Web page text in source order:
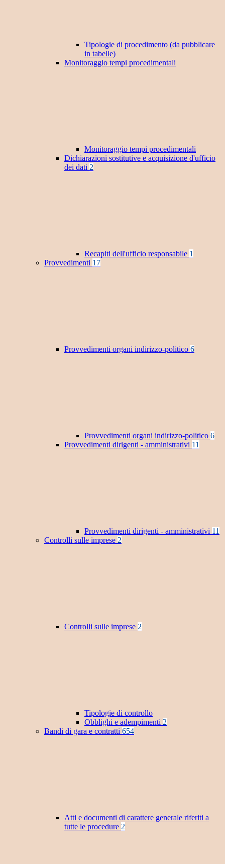
Tipologie di procedimento (da pubblicare
in tabelle)
Monitoraggio tempi procedimentali
Monitoraggio tempi procedimentali
Dichiarazioni sostitutive e acquisizione d'ufficio
dei dati 2
Recapiti dell'ufficio responsabile 1
Provvedimenti 17
Provvedimenti organi indirizzo-politico 6
Provvedimenti organi indirizzo-politico 6
Provvedimenti dirigenti - amministrativi 11
Provvedimenti dirigenti - amministrativi 11
Controlli sulle imprese 2
Controlli sulle imprese 2
Tipologie di controllo
Obblighi e adempimenti 2
Bandi di gara e contratti 654
Atti e documenti di carattere generale riferiti a
tutte le procedure 2